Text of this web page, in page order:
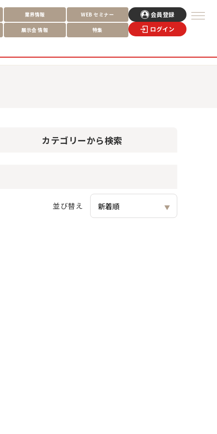
業界情報 WEB セミナー
展示会 情報 特集
会員登録
ログイン
カテゴリーから検索
並び替え